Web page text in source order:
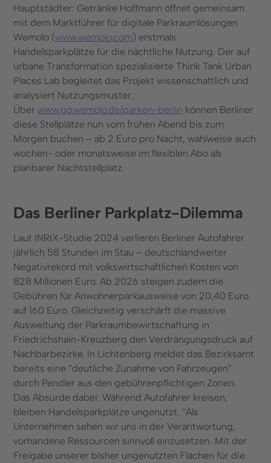
Hauptstädter: Getränke Hoffmann öffnet gemeinsam
mit dem Marktführer für digitale Parkraumlösungen
Wemolo (www.wemolo.com) erstmals
Handelsparkplätze für die nächtliche Nutzung. Der auf
urbane Transformation spezialisierte Think Tank Urban
Places Lab begleitet das Projekt wissenschaftlich und
analysiert Nutzungsmuster.
Über www.go.wemolo.de/parken-berlin können Berliner
diese Stellplätze nun vom frühen Abend bis zum
Morgen buchen – ab 2 Euro pro Nacht, wahlweise auch
wochen- oder monatsweise im flexiblen Abo als
planbarer Nachtstellplatz.
Das Berliner Parkplatz-Dilemma
Laut INRIX-Studie 2024 verlieren Berliner Autofahrer
jährlich 58 Stunden im Stau – deutschlandweiter
Negativrekord mit volkswirtschaftlichen Kosten von
828 Millionen Euro. Ab 2026 steigen zudem die
Gebühren für Anwohnerparkausweise von 20,40 Euro
auf 160 Euro. Gleichzeitig verschärft die massive
Ausweitung der Parkraumbewirtschaftung in
Friedrichshain-Kreuzberg den Verdrängungsdruck auf
Nachbarbezirke. In Lichtenberg meldet das Bezirksamt
bereits eine “deutliche Zunahme von Fahrzeugen”
durch Pendler aus den gebührenpflichtigen Zonen.
Das Absurde dabei: Während Autofahrer kreisen,
bleiben Handelsparkplätze ungenutzt. “Als
Unternehmen sehen wir uns in der Verantwortung,
vorhandene Ressourcen sinnvoll einzusetzen. Mit der
Freigabe unserer bisher ungenutzten Flächen für die
FAQ
Kennzeichenerkennung
Datenschutz
© 2025 Wemolo GmbH